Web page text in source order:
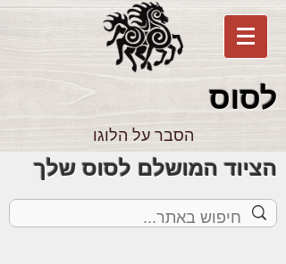
לסוס
הסבר על הלוגו
הציוד המושלם לסוס שלך